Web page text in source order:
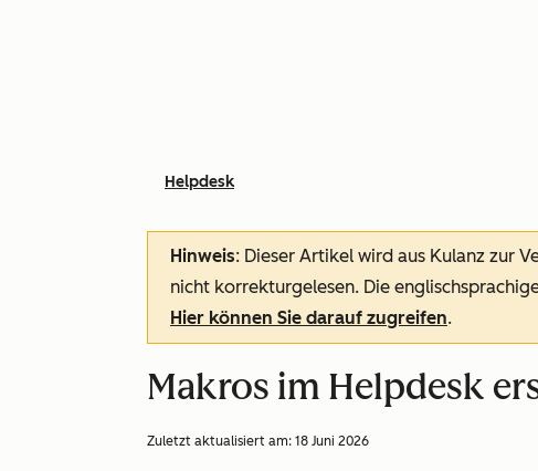
Helpdesk
Hinweis: Dieser Artikel wird aus Kulanz zur
nicht korrekturgelesen. Die
Hier können Sie darauf zugreifen.
Makros im Helpdesk
Zuletzt aktualisiert am: 18 Juni 2026